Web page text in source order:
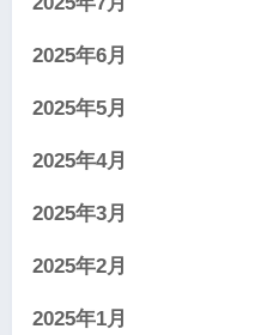
2025年6月
2025年5月
2025年4月
2025年3月
2025年2月
2025年1月